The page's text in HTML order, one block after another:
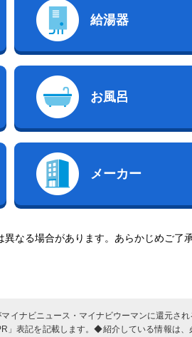
給湯器
お風呂
メーカー
なる場合があります。あらかじめご了承
イナビニュース・マイナビウーマンに還元さ
」表記を記載します。◆紹介している情報は、